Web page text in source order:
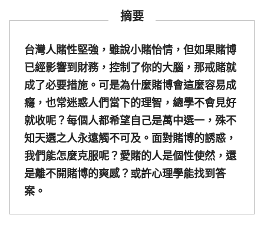
摘要
台灣人賭性堅強，雖說小賭怡情，但如果賭博
已經影響到財務，控制了你的大腦，那戒賭就
成了必要措施。可是為什麼賭博會這麼容易成
癮，也常迷惑人們當下的理智，總學不會見好
就收呢？每個人都希望自己是萬中選一，殊不
知天選之人永遠觸不可及。面對賭博的誘惑，
我們能怎麼克服呢？愛賭的人是個性使然，還
是離不開賭博的爽感？或許心理學能找到答
案。